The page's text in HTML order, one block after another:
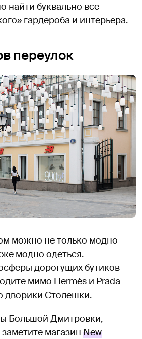
найти буквально все
гардероба и интерьера.
переулок
можно не только модно
модно одеться.
дорогущих бутиков
мимо Hermès и Prada
дворики Столешки.
Большой Дмитровки,
магазин New